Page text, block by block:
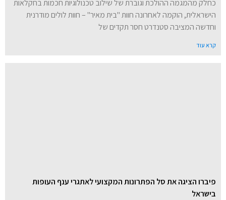
כחלק מהמגמה ההולכת וגוברת של שילוב טכנולוגיות חכמות בחקלאות
הישראלית, הוקמה לאחרונה חוות "בית מאיר" – חוות לולים מודרנית
וחדשה המציבה סטנדרט חסר תקדים של
קרא עוד
פיברו הציגה את סל הפתרונות המקצועי לאתגרי ענף העופות
בישראל